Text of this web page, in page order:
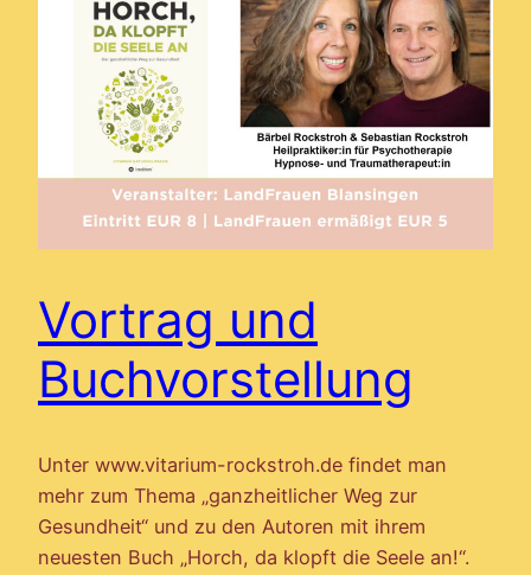
Vortrag und
Buchvorstellung
Unter www.vitarium-rockstroh.de findet man
mehr zum Thema „ganzheitlicher Weg zur
Gesundheit“ und zu den Autoren mit ihrem
neuesten Buch „Horch, da klopft die Seele an!“.